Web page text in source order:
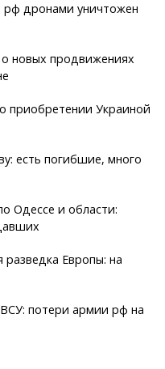
рф дронами уничтожен
о новых продвижениях
приобретении Украиной
есть погибшие, много
Одессе и области:
разведка Европы: на
потери армии рф на